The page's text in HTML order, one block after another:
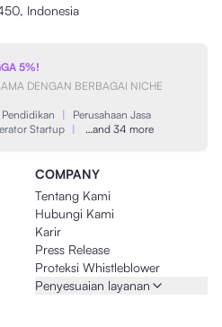
Indonesia
5%!
DENGAN BERBAGAI NICHE
|
Perusahaan Jasa
Startup | …and 34 more
COMPANY
Tentang Kami
Hubungi Kami
Karir
Press Release
Proteksi Whistleblower
Penyesuaian layanan